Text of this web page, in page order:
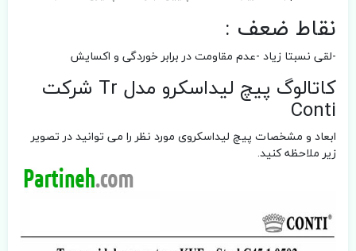
نقاط ضعف :
-لقی نسبتا زیاد -عدم مقاومت در برابر خوردگی و اکسایش
کاتالوگ پیچ لیداسکرو مدل Tr شرکت
Conti
ابعاد و مشخصات پیچ لیداسکروی مورد نظر را می توانید در تصویر
زیر ملاحظه کنید.